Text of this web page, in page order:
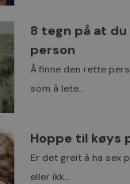
8 tegn på at
person
Å finne den rette
som å lete...
Hoppe til køys
Er det greit å ha sex
eller ikk...